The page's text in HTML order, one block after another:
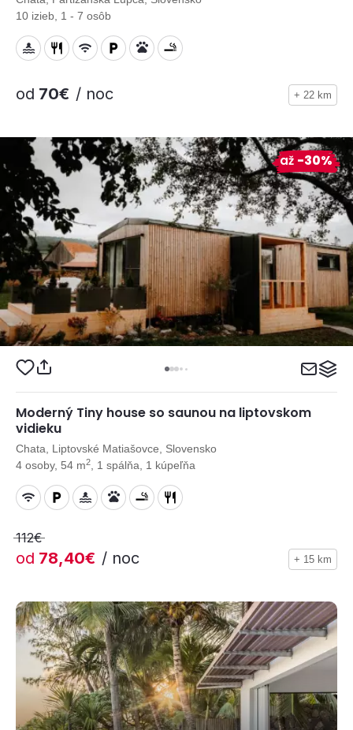
10 izieb, 1 - 7 osôb
od 70€ / noc + 22 km
Moderný Tiny house so saunou na liptovskom
vidieku
Chata, Liptovské Matiašovce, Slovensko
4 osoby, 54 m2 , 1 spálňa, 1 kúpeľňa
112€
od 78,40€ / noc
až -30%
+ 15 km